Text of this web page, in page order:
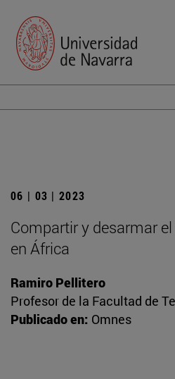
06 | 03 | 2023
Compartir y desarmar
en África
Ramiro Pellitero
Profesor de la Facultad de
Publicado en: Omnes